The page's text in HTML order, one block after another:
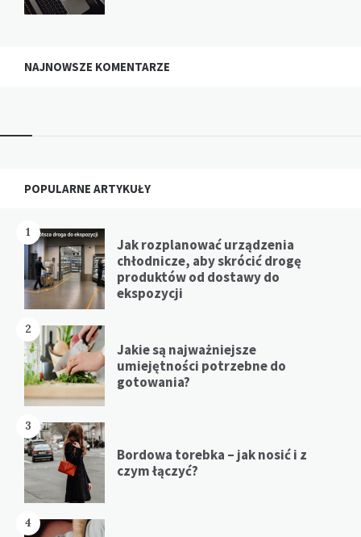
NAJNOWSZE KOMENTARZE
Widgets
POPULARNE ARTYKUŁY
1
Jak rozplanować urządzenia
chłodnicze, aby skrócić drogę
produktów od dostawy do
ekspozycji
2
Jakie są najważniejsze
umiejętności potrzebne do
gotowania?
3
Bordowa torebka – jak nosić i z
czym łączyć?
4